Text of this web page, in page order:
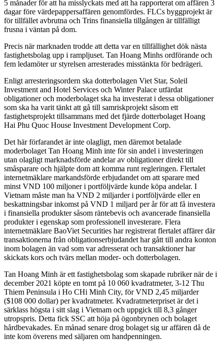
5 månader för att ha misslyckats med att ha rapporterat om affären 3
dagar före värdepappersaffären genomfördes. FLCs byggprojekt är
för tillfället avbrutna och Trins finansiella tillgången är tillfälligt
frusna i väntan på dom.
Precis när marknaden trodde att detta var en tillfällighet dök nästa
fastighetsbolag upp i rampljuset. Tan Hoang Minhs ordförande och
fem ledamöter ur styrelsen arresterades misstänkta för bedrägeri.
Enligt arresteringsordern ska dotterbolagen Viet Star, Soleil
Investment and Hotel Services och Winter Palace utfärdat
obligationer och moderbolaget ska ha investerat i dessa obligationer
som ska ha varit tänkt att gå till samriskprojekt såsom ett
fastighetsprojekt tillsammans med det fjärde dotterbolaget Hoang
Hai Phu Quoc House Investment Development Corp.
Det här förfarandet är inte olagligt, men däremot betalade
moderbolaget Tan Hoang Minh inte för sin andel i investeringen
utan olagligt marknadsförde andelar av obligationer direkt till
småsparare och hjälpte dom att komma runt regleringen. Flertalet
internetmäklare markandsförde erbjudandet om att sparare med
minst VND 100 miljoner i portföljvärde kunde köpa andelar. I
Vietnam måste man ha VND 2 miljarder i portföljvärde eller en
beskattningsbar inkomst på VND 1 miljard per år för att få investera
i finansiella produkter såsom räntebevis och avancerade finansiella
produkter i egenskap som professionell investerare. Flera
internetmäklare BaoViet Securities har registrerat flertalet affärer där
transaktionerna från obligationserbjudandet har gått till andra konton
inom bolagen än vad som var adresserat och transaktioner har
skickats kors och tvärs mellan moder- och dotterbolagen.
Tan Hoang Minh är ett fastighetsbolag som skapade rubriker när de i
december 2021 köpte en tomt på 10 060 kvadratmeter, 3-12 Thu
Thiem Peninsula i Ho CHi Minh City, för VND 2,45 miljarder
($108 000 dollar) per kvadratmeter. Kvadratmeterpriset är det i
särklass högsta i sitt slag i Vietnam och uppgick till 8,3 gånger
utropspris. Detta fick SSC att höja på ögonbrynen och bolaget
hårdbevakades. En månad senare drog bolaget sig ur affären då de
inte kom överens med säljaren om handpenningen.